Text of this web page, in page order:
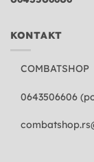
KONTAKT
COMBATSHOP
0643506606